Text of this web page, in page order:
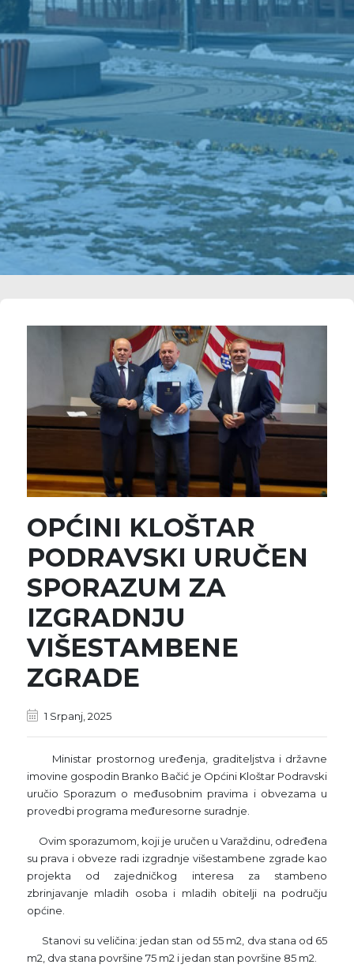
OPĆINI KLOŠTAR
PODRAVSKI URUČEN
SPORAZUM ZA
IZGRADNJU
VIŠESTAMBENE
ZGRADE
1 Srpanj, 2025
Ministar prostornog uređenja, graditeljstva i državne
imovine gospodin Branko Bačić je Općini Kloštar Podravski
uručio Sporazum o međusobnim pravima i obvezama u
provedbi programa međuresorne suradnje.
Ovim sporazumom, koji je uručen u Varaždinu, određena
su prava i obveze radi izgradnje višestambene zgrade kao
projekta od zajedničkog interesa za stambeno
zbrinjavanje mladih osoba i mladih obitelji na području
općine.
Stanovi su veličina: jedan stan od 55 m2, dva stana od 65
m2, dva stana površine 75 m2 i jedan stan površine 85 m2.